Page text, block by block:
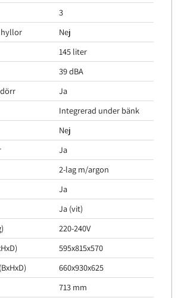
3
Nej
145 liter
39 dBA
Ja
Integrerad under bänk
Nej
Ja
2-lag m/argon
Ja
Ja (vit)
220-240V
595x815x570
660x930x625
713 mm